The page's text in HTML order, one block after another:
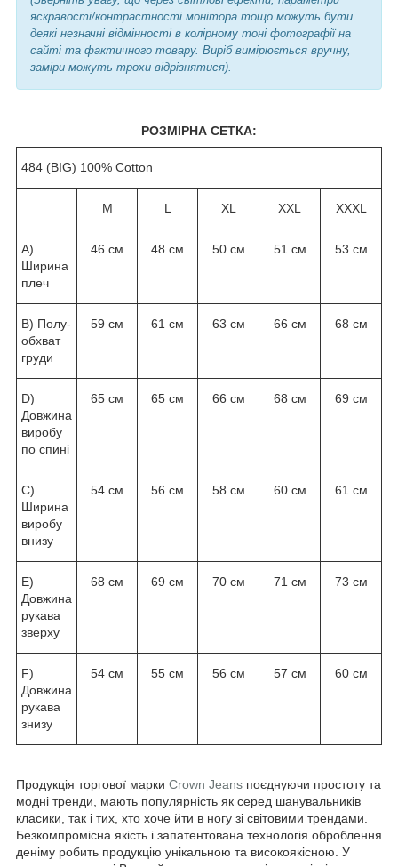
яскравості/контрастності монітора тощо можуть бути
деякі незначні відмінності в колірному тоні фотографії на
сайті та фактичного товару. Виріб вимірюється вручну,
заміри можуть трохи відрізнятися).
РОЗМІРНА СЕТКА:
484 (BIG) 100% Cotton
M L XL XXL XXXL
A)
Ширина
плеч
46 см 48 см 50 см 51 см 53 см
B) Полу-
обхват
груди
59 см 61 см 63 см 66 см 68 см
D)
Довжина
виробу
по спині
65 см 65 см 66 см 68 см 69 см
C)
Ширина
виробу
внизу
54 см 56 см 58 см 60 см 61 см
E)
Довжина
рукава
зверху
68 см 69 см 70 см 71 см 73 см
F)
Довжина
рукава
знизу
54 см 55 см 56 см 57 см 60 см
Продукція торгової марки Crown Jeans поєднуючи простоту та
модні тренди, мають популярність як серед шанувальників
класики, так і тих, хто хоче йти в ногу зі світовими трендами.
Безкомпромісна якість і запатентована технологія оброблення
деніму робить продукцію унікальною та високоякісною. У